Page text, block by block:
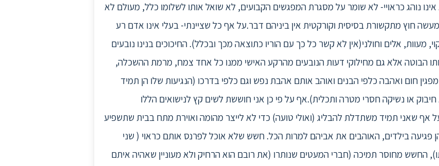
אינו נוהג כראויי- לא שומר על מסגרת המפגשים הקבועים, לא שואל אותו לשלומו כלל, מעולם לא
חוץ מתקשורת בסיסית וקורקטית אין ביניהם דבר.על אף כל שציינתי- בעלי אינו אדם רע
מעוות, אלים וחולני(אין לא קשר כל כך עם הוריו כתוצאה מכך ובכלל). החיכוכים בנינו נובעים
הבוטה אלא גם מחילוקי דעות הנובעים מהרקע האישי ממנו כל אחד צמח, מרמת ההשכלה,
חום ואהבה כלפי הבנים ואוהב אותם אהבת נפש וגם כלפי בדרכו (הנגיעות שלו הן תמיד
חיבוק או נשיקה חסרי מטרה ותכלית).אף על פי כן אני חוששת לשים קץ לנישואים הללו
אף שאני תמיד משתדלת להבליג (ואולי טועה) כדי לא לייצר מהומה ואוירת מתח בבית שתשפיע
פגיעה בילדים, האוהבים את אביהם למרות הכל. חשש שלא אוכל לפרנס אותם כראוי ( שני
החשש מחוסר תמיכה (חברי המעטים שנותרו (את רובם הוא הרחיק ולא מעוניין שאהיה איתם